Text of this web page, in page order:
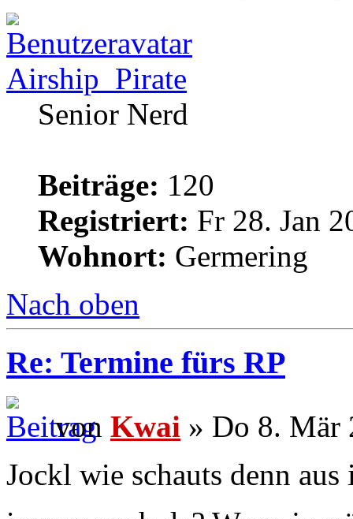
Airship_Pirate
Senior Nerd
Beiträge: 120
Registriert: Fr 28. Jan
Wohnort: Germering
Nach oben
Re: Termine fürs RP
von Kwai » Do 8. Mär
Jockl wie schauts denn